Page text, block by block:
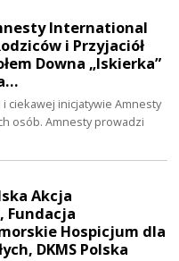
International
i Przyjaciół
Downa „Iskierka”
ciekawej inicjatywie Amnesty
osób. Amnesty prowadzi
Akcja
Fundacja
Hospicjum dla
DKMS Polska